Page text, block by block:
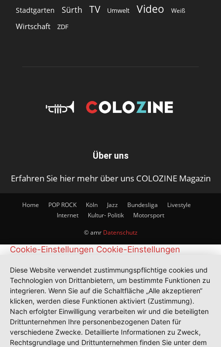
Stadtgarten Sürth TV Umwelt Video Weiß
Wirtschaft ZDF
Über uns
Erfahren Sie hier mehr über uns COLOZINE Magazin
Home POP ROCK Köln Jazz Bundesliga
Livestyle
Internet
Kultur- Politik Motorsport
© amr Datenschutz
Cookie-Einstellungen Cookie-Einstellungen
Diese Website verwendet zustimmungspflichtige cookies und
Technologien von Drittanbietern, um bestimmte Funktionen zu
integrieren. Wenn Sie auf die Schaltfläche „Alle akzeptieren“
klicken, werden diese Funktionen aktiviert (Zustimmung).
Nach erfolgter Einwilligung verarbeiten wir und die beteiligten
Drittunternehmen Ihre personenbezogenen Daten für
verschiedene Zwecke. Detaillierte Informationen zu Zweck,
Rechtsgrundlage und Drittunternehmen finden Sie unter dem